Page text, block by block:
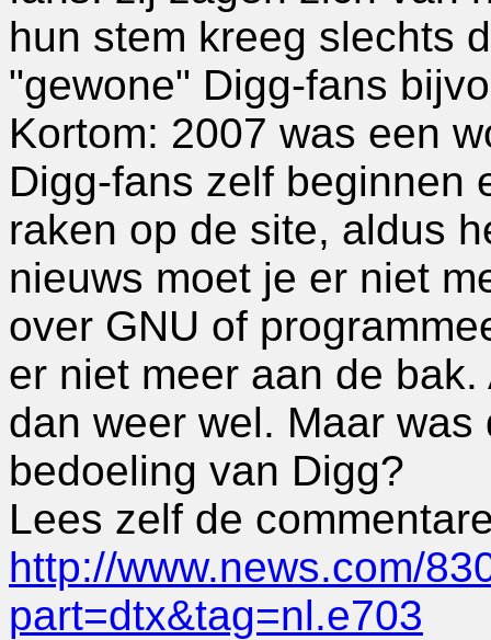
hun stem kreeg slechts
"gewone" Digg-fans
Kortom: 2007 was een
Digg-fans zelf beginnen
raken op de site, aldus
nieuws moet je er niet
over GNU of
er niet meer aan de
dan weer wel. Maar
bedoeling van Digg?
Lees zelf de
http://www.news.com/
part=dtx&tag=nl.e703